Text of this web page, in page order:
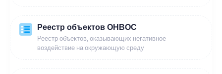
Реестр объектов ОНВОС
Реестр объектов, оказывающих негативное
воздействие на окружающую среду